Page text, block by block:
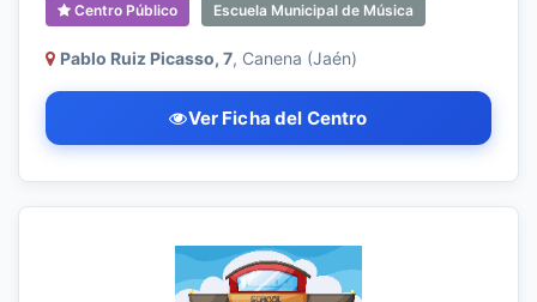
Centro Público Escuela Municipal de Música
Pablo Ruiz Picasso, 7, Canena (Jaén)
Ver Ficha del Centro